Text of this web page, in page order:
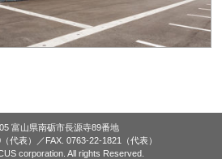
富山県南砺市長源寺89番地
代表）／FAX. 0763-22-1821（代表）
corporation. All rights Reserved.